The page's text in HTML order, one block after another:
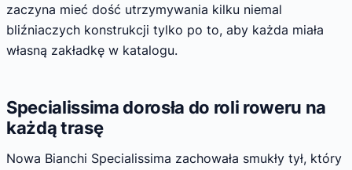
zaczyna mieć dość utrzymywania kilku niemal
bliźniaczych konstrukcji tylko po to, aby każda miała
własną zakładkę w katalogu.
Specialissima dorosła do roli roweru na
każdą trasę
Nowa Bianchi Specialissima zachowała smukły tył, który